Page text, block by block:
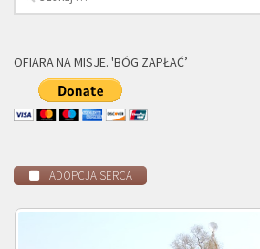
OFIARA NA MISJE. 'BÓG ZAPŁAĆ’
ADOPCJA SERCA